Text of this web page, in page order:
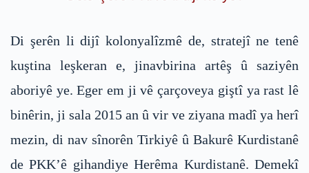
Di şerên li dijî kolonyalîzmê de, stratejî ne tenê
kuştina leşkeran e, jinavbirina artêş û saziyên
aboriyê ye. Eger em ji vê çarçoveya giştî ya rast lê
binêrin, ji sala 2015 an û vir ve ziyana madî ya herî
mezin, di nav sînorên Tirkiyê û Bakurê Kurdistanê
de PKK’ê gihandiye Herêma Kurdistanê. Demekî